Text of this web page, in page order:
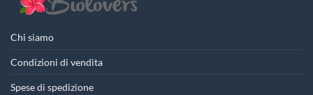
Chi siamo
Condizioni di vendita
Spese di spedizione